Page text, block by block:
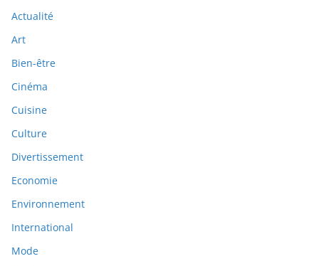
Actualité
Art
Bien-être
Cinéma
Cuisine
Culture
Divertissement
Economie
Environnement
International
Mode